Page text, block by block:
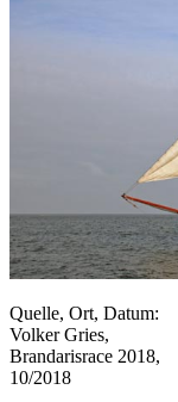
Quelle, Ort, Datum:
Volker Gries,
Brandarisrace 2018,
10/2018